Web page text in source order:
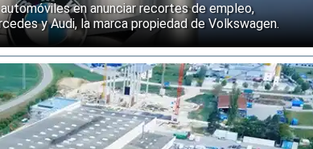
en anunciar recortes de empleo,
y Audi, la marca propiedad de Volkswagen.